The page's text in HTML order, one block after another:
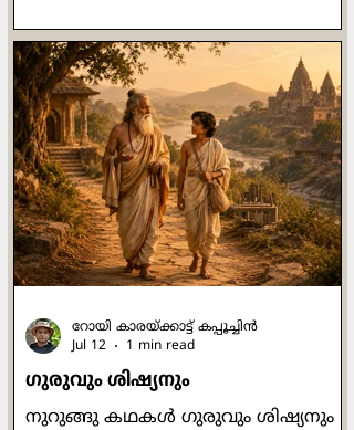
പിന്‍വലിയല്‍ അപകടത്തിന്‍റെ
മുന്നോടിയാണ്, കടലിന്‍റെ കാര്യത്തില്‍
മാത്രമല്ല ദാമ്പത്യത്തിന്‍റെ
കാര്യത്തിലും. രണ്ടിലൊരാള്‍
പിന്‍വലിയുന്നു അല്ലെങ്കില്‍
ഉള്‍വലിയുന്നു എന്നതാണ് ദാമ്പത്യം
നേരിടുന്ന ഏറ്റവും വലിയ വെല്ലുവിളി.
വളരെ ഉന്‍മേഷത്തോടെ പോയിരുന്ന
ബന്ധത്തില്‍ മെല്ലെ മ
ഗുരുവും ശിഷ്യനും
നുറുങ്ങു കഥകള്‍ ഗുരുവും ശിഷ്യനും
റോയി കാരയ്ക്കാട്ട് കപ്പൂച്ചിൻ
Jul 12
1 min read